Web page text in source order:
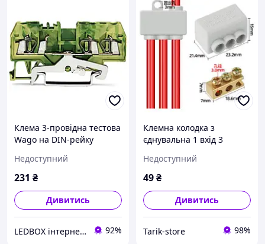
Клема 3-провідна тестова
Wago на DIN-рейку
мм2 280-687
Недоступний
231 ₴
Дивитись
LEDBOX інтернет-магазин 92%
Клемна колодка з
єднувальна 1 вхід 3
мм²)
Недоступний
49₴
Дивитись
Tarik-store 98%